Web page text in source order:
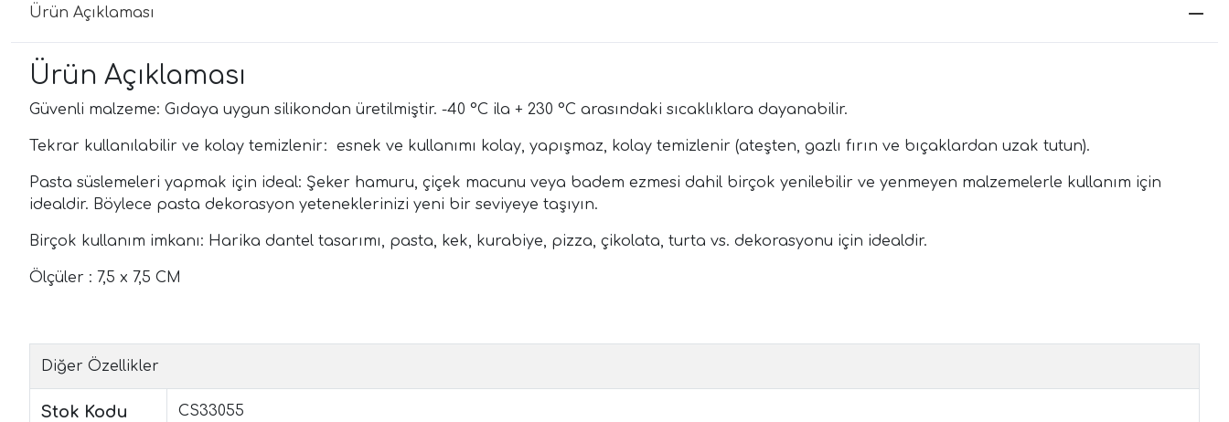
Ürün Açıklaması
Ürün Açıklaması
Güvenli malzeme: Gıdaya uygun silikondan üretilmiştir. -40 °C ila + 230 °C arasındaki sıcaklıklara dayanabilir.
Tekrar kullanılabilir ve kolay temizlenir: esnek ve kullanımı kolay, yapışmaz, kolay temizlenir (ateşten, gazlı fırın ve bıçaklardan uzak tutun).
Pasta süslemeleri yapmak için ideal: Şeker hamuru, çiçek macunu veya badem ezmesi dahil birçok yenilebilir ve yenmeyen malzemelerle kullanım için
idealdir. Böylece pasta dekorasyon yeteneklerinizi yeni bir seviyeye taşıyın.
Birçok kullanım imkanı: Harika dantel tasarımı, pasta, kek, kurabiye, pizza, çikolata, turta vs. dekorasyonu için idealdir.
Ölçüler : 7,5 x 7,5 CM
Diğer Özellikler
Stok Kodu CS33055